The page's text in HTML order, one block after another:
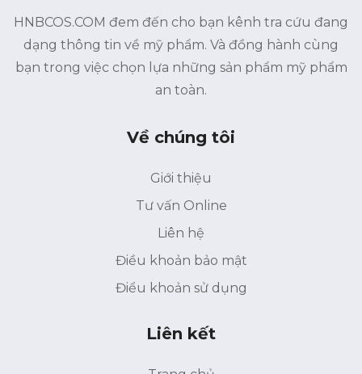
HNBCOS.COM đem đến cho bạn kênh tra cứu đang
dạng thông tin về mỹ phẩm. Và đồng hành cùng
bạn trong việc chọn lựa những sản phẩm mỹ phẩm
an toàn.
Về chúng tôi
Giới thiệu
Tư vấn Online
Liên hệ
Điều khoản bảo mật
Điểu khoản sử dụng
Liên kết